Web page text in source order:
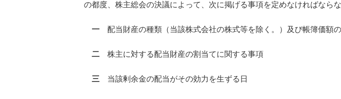
の都度、株主総会の決議によって、次に掲げる事項を定めなければならな
一 配当財産の種類（当該株式会社の株式等を除く。）及び帳簿価額
二 株主に対する配当財産の割当てに関する事項
三 当該剰余金の配当がその効力を生ずる日